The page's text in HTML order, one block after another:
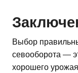
Выбор
севооборота —
хорошего